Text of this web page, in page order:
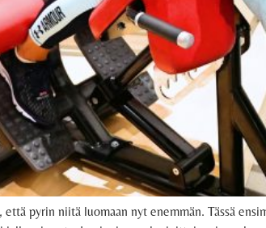
pyrin niitä luomaan nyt enemmän. Tässä